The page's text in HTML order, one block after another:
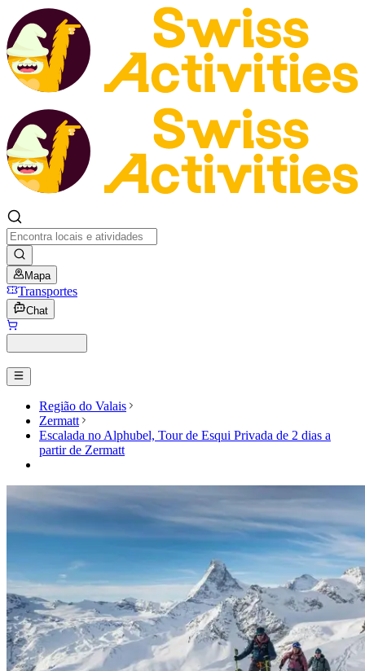
Mapa
Transportes
Chat
Região do Valais
Zermatt
Escalada no Alphubel, Tour de Esqui Privada de 2 dias a
partir de Zermatt